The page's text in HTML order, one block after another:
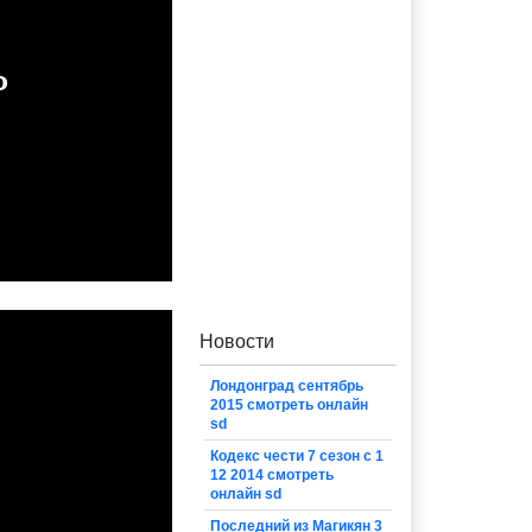
Новости
Лондонград сентябрь
2015 смотреть онлайн
sd
Кодекс чести 7 сезон с 1
12 2014 смотреть
онлайн sd
Последний из Магикян 3